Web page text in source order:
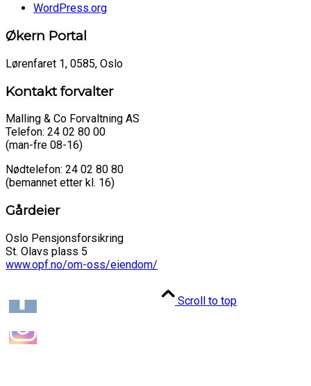
WordPress.org
Økern Portal
Lørenfaret 1, 0585, Oslo
Kontakt forvalter
Malling & Co Forvaltning AS
Telefon: 24 02 80 00
(man-fre 08-16)
Nødtelefon: 24 02 80 80
(bemannet etter kl. 16)
Gårdeier
Oslo Pensjonsforsikring
St. Olavs plass 5
www.opf.no/om-oss/eiendom/
Scroll to top